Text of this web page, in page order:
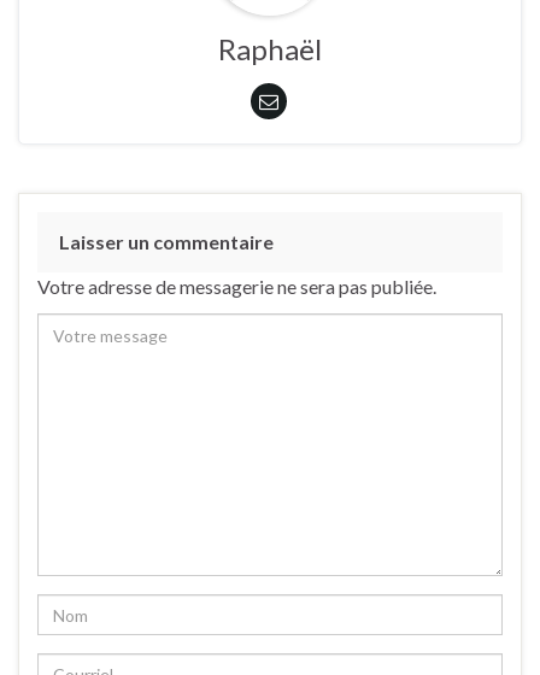
Raphaël
Laisser un commentaire
Votre adresse de messagerie ne sera pas publiée.